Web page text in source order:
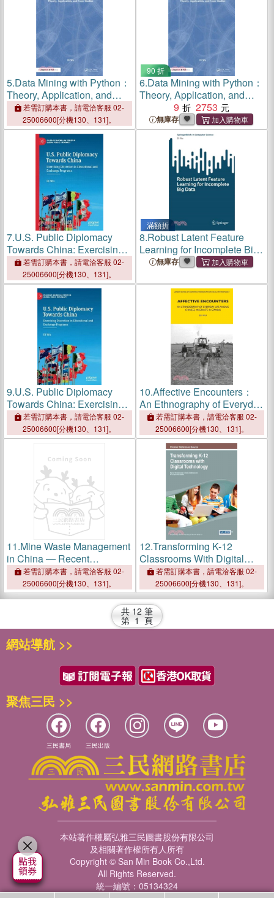
5.Data Mining with Python：
Theory, Application, and
Case Studies
若需訂購本書，請電洽客服 02-
25006600[分機130、131]。
90 折
6.Data Mining with Python：
Theory, Application, and
Case Studies
9 2753
無庫存
7.U.S. Public Diplomacy
Towards China: Exercising
Discretion in Educational
and Exchange Programs
若需訂購本書，請電洽客服 02-
25006600[分機130、131]。
滿額折
8.Robust Latent Feature
Learning for Incomplete Big
Data無庫存
9.U.S. Public Diplomacy
Towards China: Exercising
Discretion in Educational
and Exchange Programs
若需訂購本書，請電洽客服 02-
25006600[分機130、131]。
10.Affective Encounters：
An Ethnography of Everyday
Life Among Chinese
Migrants in Zambia
若需訂購本書，請電洽客服 02-
25006600[分機130、131]。
11.Mine Waste Management
in China ― Recent
Development
若需訂購本書，請電洽客服 02-
25006600[分機130、131]。
12.Transforming K-12
Classrooms With Digital
Technology
若需訂購本書，請電洽客服 02-
25006600[分機130、131]。
共 12 筆
第 1 頁
網站導航 >>
聚焦三民 >>
三民書局 三民出版
本站著作權屬弘雅三民圖書股份有限公司
及相關著作權所有人所有
Copyright © San Min Book Co.,Ltd.
All Rights Reserved.
統一編號：05134324